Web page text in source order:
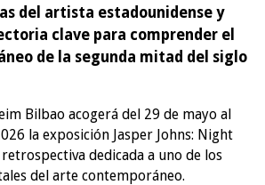
del artista estadounidense y
clave para comprender el
de la segunda mitad del siglo
Bilbao acogerá del 29 de mayo al
la exposición Jasper Johns: Night
dedicada a uno de los
del arte contemporáneo.